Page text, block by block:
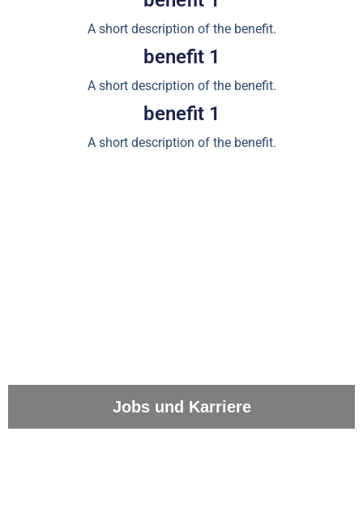
A short description of the benefit.
benefit 1
A short description of the benefit.
benefit 1
A short description of the benefit.
Jobs und Karriere